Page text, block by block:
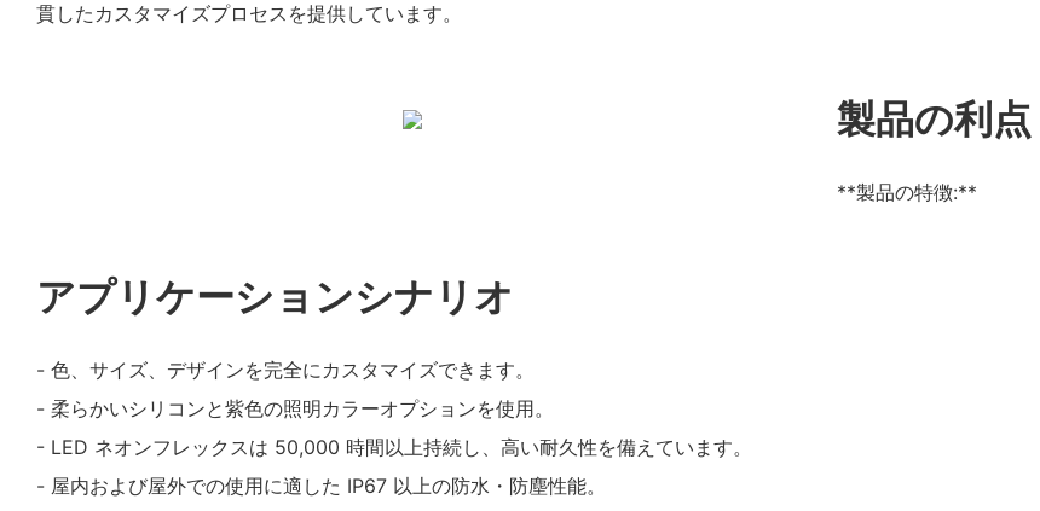
貫したカスタマイズプロセスを提供しています。
製品の利点
**製品の特徴:**
アプリケーションシナリオ
- 色、サイズ、デザインを完全にカスタマイズできます。
- 柔らかいシリコンと紫色の照明カラーオプションを使用。
- LED ネオンフレックスは 50,000 時間以上持続し、高い耐久性を備えています。
- 屋内および屋外での使用に適した IP67 以上の防水・防塵性能。